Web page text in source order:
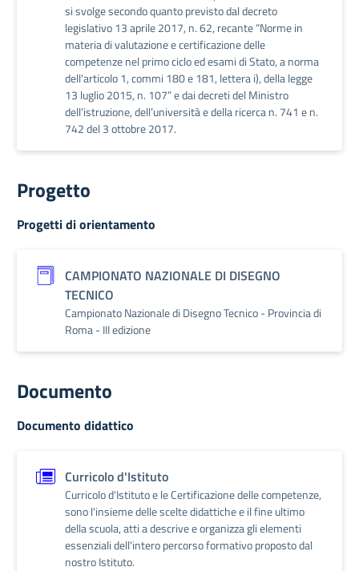
si svolge secondo quanto previsto dal decreto
legislativo 13 aprile 2017, n. 62, recante “Norme in
materia di valutazione e certificazione delle
competenze nel primo ciclo ed esami di Stato, a norma
dell'articolo 1, commi 180 e 181, lettera i), della legge
13 luglio 2015, n. 107” e dai decreti del Ministro
dell’istruzione, dell’università e della ricerca n. 741 e n.
742 del 3 ottobre 2017.
Progetto
Progetti di orientamento
CAMPIONATO NAZIONALE DI DISEGNO
TECNICO
Campionato Nazionale di Disegno Tecnico - Provincia di
Roma - III edizione
Documento
Documento didattico
Curricolo d'Istituto
Curricolo d'Istituto e le Certificazione delle competenze,
sono l'insieme delle scelte didattiche e il fine ultimo
della scuola, atti a descrive e organizza gli elementi
essenziali dell'intero percorso formativo proposto dal
nostro Istituto.